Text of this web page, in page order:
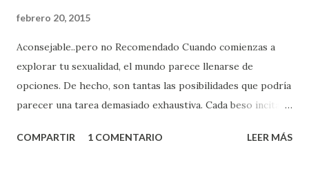
febrero 20, 2015
Aconsejable..pero no Recomendado Cuando comienzas a
explorar tu sexualidad, el mundo parece llenarse de
opciones. De hecho, son tantas las posibilidades que podría
parecer una tarea demasiado exhaustiva. Cada beso incita
partes de ti que jamás hubieras imaginado. El problema es
COMPARTIR 1 COMENTARIO LEER MÁS